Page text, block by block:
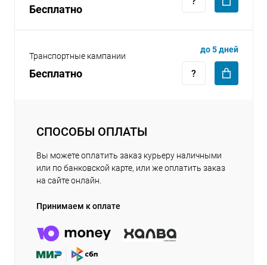
Бесплатно
Транспортные кампании
Бесплатно
до 5 дней
СПОСОБЫ ОПЛАТЫ
Вы можете оплатить заказ курьеру наличными
или по банковской карте, или же оплатить заказ
на сайте онлайн.
Принимаем к оплате
раз в 2 недели